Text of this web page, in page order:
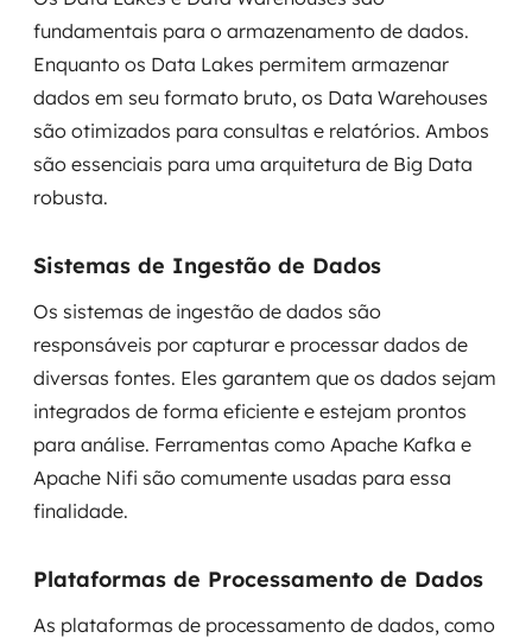
fundamentais para o armazenamento de dados.
Enquanto os Data Lakes permitem armazenar
dados em seu formato bruto, os Data Warehouses
são otimizados para consultas e relatórios. Ambos
são essenciais para uma arquitetura de Big Data
robusta.
Sistemas de Ingestão de Dados
Os sistemas de ingestão de dados são
responsáveis por capturar e processar dados de
diversas fontes. Eles garantem que os dados sejam
integrados de forma eficiente e estejam prontos
para análise. Ferramentas como Apache Kafka e
Apache Nifi são comumente usadas para essa
finalidade.
Plataformas de Processamento de Dados
As plataformas de processamento de dados, como